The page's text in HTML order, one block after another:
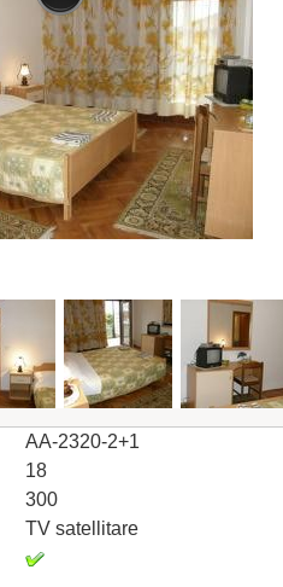
AA-2320-2+1
18
300
TV satellitare